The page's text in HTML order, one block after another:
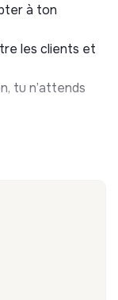
:
:
client,
bienveillante
en plein
à ton
les clients et
tu n’attends